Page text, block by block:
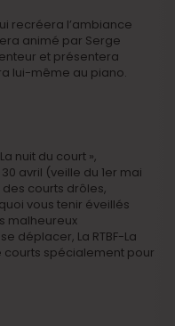
recréera l’ambiance
animé par Serge
et présentera
lui-même au piano.
nuit du court »,
avril (veille du 1er mai
courts drôles,
vous tenir éveillés
malheureux
déplacer, La RTBF-La
courts spécialement pour